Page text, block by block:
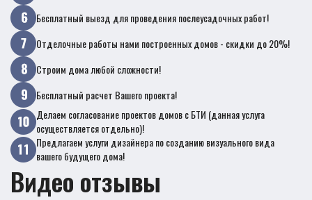
Бесплатный выезд для проведения послеусадочных работ!
Отделочные работы нами построенных домов - скидки до 20%!
Строим дома любой сложности!
Бесплатный расчет Вашего проекта!
Делаем согласование проектов домов с БТИ (данная услуга
осуществляется отдельно)!
Предлагаем услуги дизайнера по созданию визуального вида
вашего будущего дома!
Видео отзывы